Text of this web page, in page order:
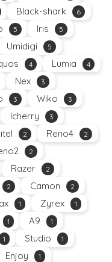
Black-shark 6
5 Iris 5
Umidigi 5
4 Lumia 4
Nex 3
3 Wiko 3
Icherry 3
2 Reno4 2
2
Razer 2
2 Camon 2
1 Zyrex 1
1 A9 1
1 Studio 1
Enjoy 1